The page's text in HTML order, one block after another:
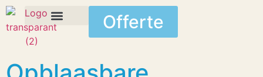
Offerte